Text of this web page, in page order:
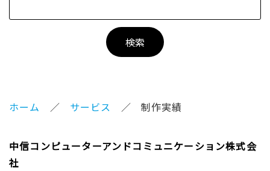
ホーム サービス 制作実績
中信コンピューターアンドコミュニケーション株式会
社